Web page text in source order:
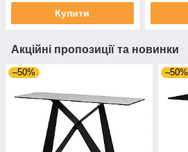
Купити
Акційні пропозиції та новинки
–50% –50%